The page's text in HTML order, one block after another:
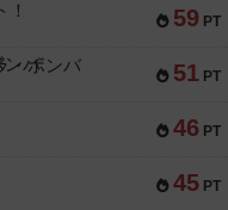
59 PT
51 PT
・ボンバ
46 PT
45 PT